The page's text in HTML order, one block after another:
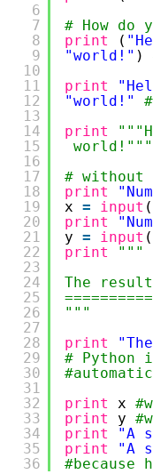
6
7
8
9
10
11
12
13
14
15
16
17
18
19
20
21
22
23
24
25
26
27
28
29
30
31
32
33
34
35
36
# How do
print
(
"world!" )
print
"world!"
print
world!"""
# without
print
x = input
print
y = input (
print
"""
The
"""
print
# Python
print
x
print
y
print
"A
print
"A